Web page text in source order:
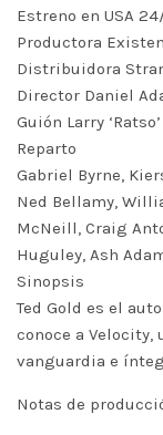
Estreno en USA
Productora
Distribuidora
Director Daniel
Guión Larry
Reparto
Gabriel Byrne,
Ned Bellamy,
McNeill, Craig
Huguley, Ash
Sinopsis
Ted Gold es el
conoce a
vanguardia e
Notas de